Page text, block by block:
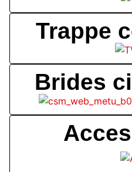
Trappe
Brides